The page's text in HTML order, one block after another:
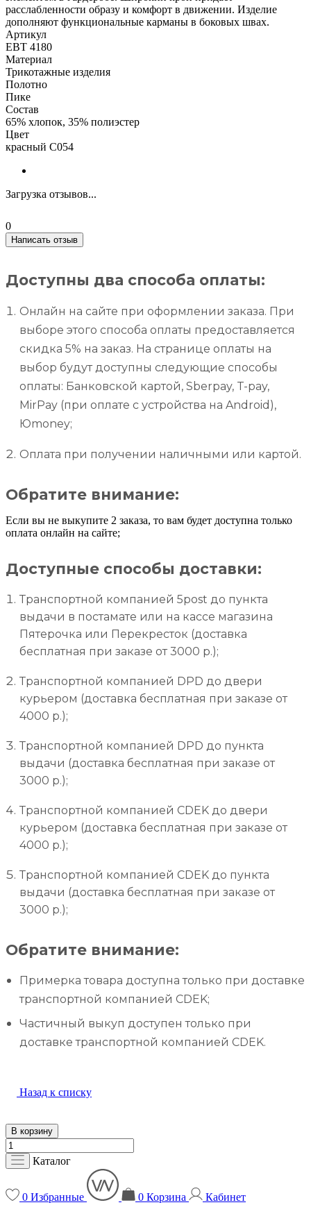
расслабленности образу и комфорт в движении. Изделие
дополняют функциональные карманы в боковых швах.
Артикул
ЕВТ 4180
Материал
Трикотажные изделия
Полотно
Пике
Состав
65% хлопок, 35% полиэстер
Цвет
красный С054
Загрузка отзывов...
0
Написать отзыв
Доступны два способа оплаты:
Онлайн на сайте при оформлении заказа. При
выборе этого способа оплаты предоставляется
скидка 5% на заказ. На странице оплаты на
выбор будут доступны следующие способы
оплаты: Банковской картой, Sberpay, T-pay,
MirPay (при оплате с устройства на Android),
Юmoney;
Оплата при получении наличными или картой.
Обратите внимание:
Если вы не выкупите 2 заказа, то вам будет доступна только
оплата онлайн на сайте;
Доступные способы доставки:
Транспортной компанией 5post до пункта
выдачи в постамате или на кассе магазина
Пятерочка или Перекресток (доставка
бесплатная при заказе от 3000 р.);
Транспортной компанией DPD до двери
курьером (доставка бесплатная при заказе от
4000 р.);
Транспортной компанией DPD до пункта
выдачи (доставка бесплатная при заказе от
3000 р.);
Транспортной компанией CDEK до двери
курьером (доставка бесплатная при заказе от
4000 р.);
Транспортной компанией CDEK до пункта
выдачи (доставка бесплатная при заказе от
3000 р.);
Обратите внимание:
Примерка товара доступна только при доставке
транспортной компанией CDEK;
Частичный выкуп доступен только при
доставке транспортной компанией CDEK.
Назад к списку
В корзину
Каталог
0 Избранные 0 Корзина
Кабинет